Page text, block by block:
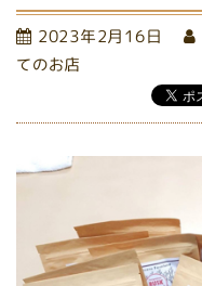
2023年2月16日
てのお店